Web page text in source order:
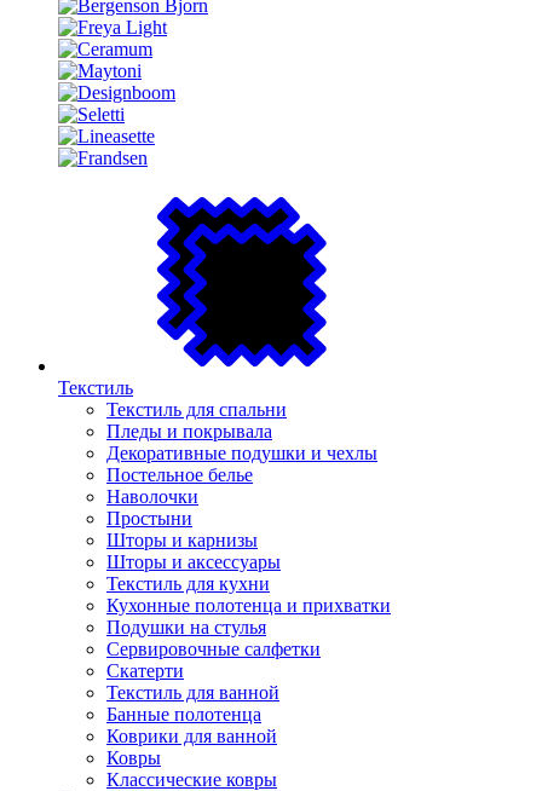
Текстиль
Текстиль для спальни
Пледы и покрывала
Декоративные подушки и чехлы
Постельное белье
Наволочки
Простыни
Шторы и карнизы
Шторы и аксессуары
Текстиль для кухни
Кухонные полотенца и прихватки
Подушки на стулья
Сервировочные салфетки
Скатерти
Текстиль для ванной
Банные полотенца
Коврики для ванной
Ковры
Классические ковры